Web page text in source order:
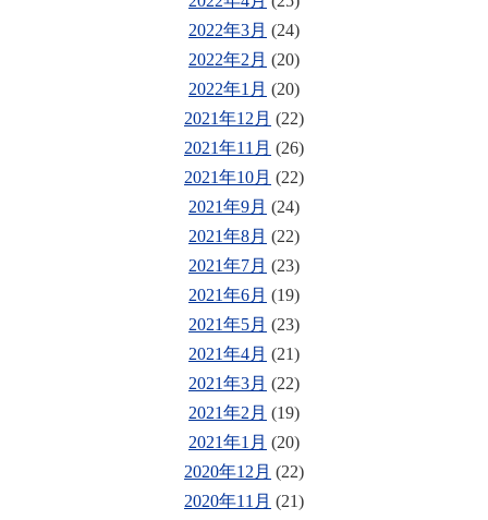
2022年3月 (24)
2022年2月 (20)
2022年1月 (20)
2021年12月 (22)
2021年11月 (26)
2021年10月 (22)
2021年9月 (24)
2021年8月 (22)
2021年7月 (23)
2021年6月 (19)
2021年5月 (23)
2021年4月 (21)
2021年3月 (22)
2021年2月 (19)
2021年1月 (20)
2020年12月 (22)
2020年11月 (21)